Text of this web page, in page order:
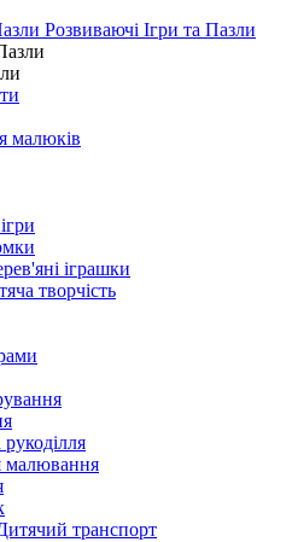
Розвиваючі Ігри та Пазли
малюків
іграшки
творчість
малювання
транспорт